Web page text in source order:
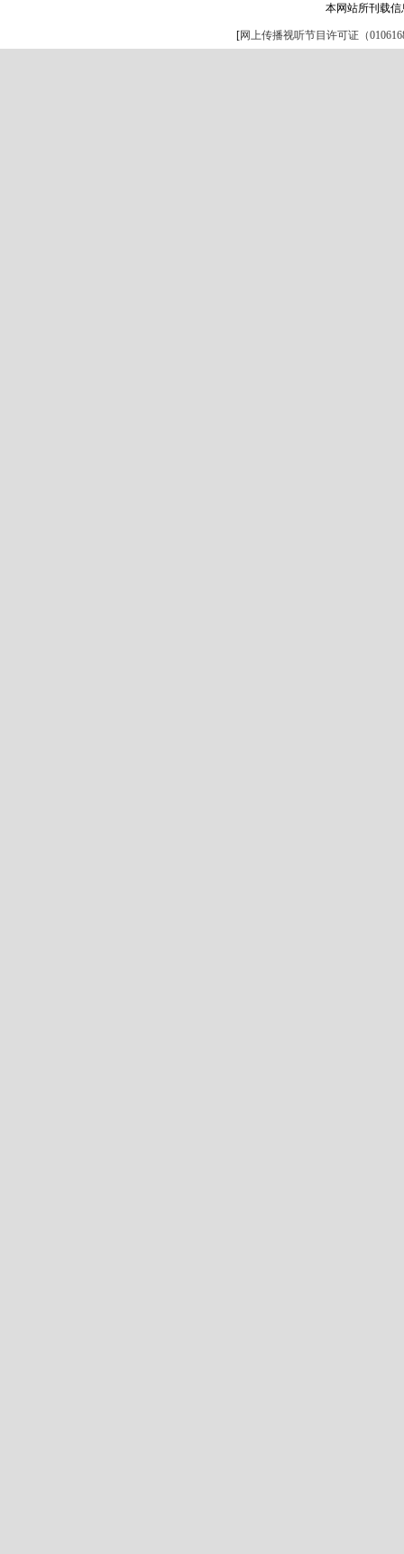
本网站所刊载
[网上传播视听节目许可证（